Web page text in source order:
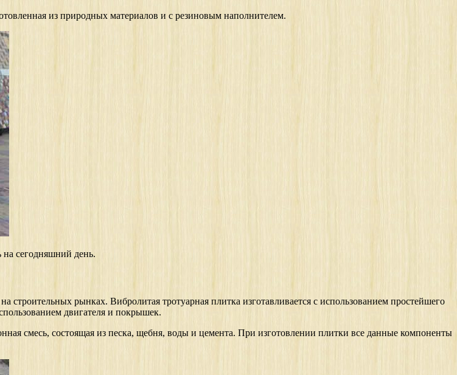
из природных материалов и с резиновым наполнителем.
сегодняшний день.
рынках. Вибролитая тротуарная плитка изготавливается с использованием простейшего
двигателя и покрышек.
смесь, состоящая из песка, щебня, воды и цемента. При изготовлении плитки все данные компоненты